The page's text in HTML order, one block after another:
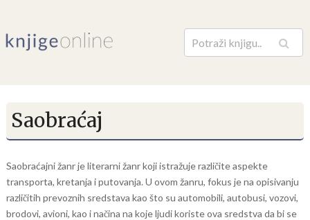
Pretraga
Saobraćaj
Saobraćajni žanr je literarni žanr koji istražuje različite aspekte
transporta, kretanja i putovanja. U ovom žanru, fokus je na opisivanju
različitih prevoznih sredstava kao što su automobili, autobusi, vozovi,
brodovi, avioni, kao i načina na koje ljudi koriste ova sredstva da bi se